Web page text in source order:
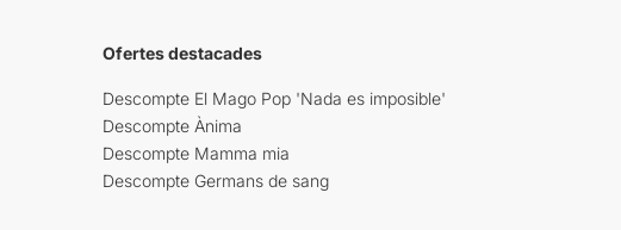
Ofertes destacades
Descompte El Mago Pop 'Nada es imposible'
Descompte Ànima
Descompte Mamma mia
Descompte Germans de sang